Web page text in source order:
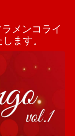
メンコライ
ます。